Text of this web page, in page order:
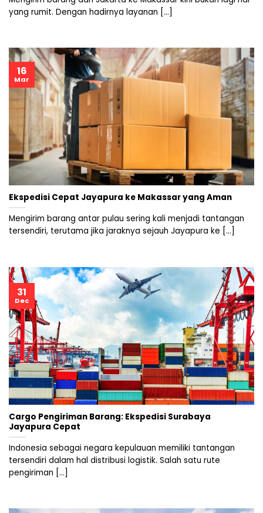
yang rumit. Dengan hadirnya layanan [...]
Ekspedisi Cepat Jayapura ke Makassar yang Aman
Mengirim barang antar pulau sering kali menjadi tantangan
tersendiri, terutama jika jaraknya sejauh Jayapura ke [...]
16
Mar
Cargo Pengiriman Barang: Ekspedisi Surabaya
Jayapura Cepat
Indonesia sebagai negara kepulauan memiliki tantangan
tersendiri dalam hal distribusi logistik. Salah satu rute
pengiriman [...]
31
Dec